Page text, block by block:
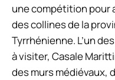
une compétition pour
des collines de la
Tyrrhénienne. L’un
à visiter, Casale
des murs médiévaux,